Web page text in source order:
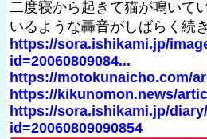
二度寝から起きて猫が鳴いて
いるような轟音がしばらく続
https://sora.ishikami.jp/
id=20060809084...
https://motokunaicho.com/
https://kikunomon.news/
https://sora.ishikami.jp/
id=20060809090854